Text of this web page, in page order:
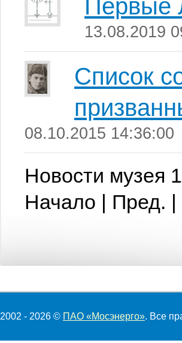
Первые
13.08.2019
Список
08.10.2015 14:36:00
Новости музея
Начало | Пред. |
2002 - 2026 © ПАО «Мосэнерго». Все